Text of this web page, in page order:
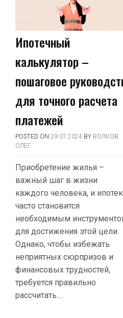
Ипотечный
калькулятор –
пошаговое
для точного расчета
платежей
POSTED ON 29.07.2024 BY ВОЛКОВ
ОЛЕГ
Приобретение жилья –
важный шаг в жизни
каждого человека, и
часто становится
необходимым
для достижения этой цели.
Однако, чтобы избежать
неприятных сюрпризов и
финансовых трудностей,
требуется правильно
рассчитать….